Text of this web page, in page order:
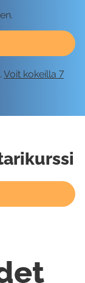
Voit kokeilla 7